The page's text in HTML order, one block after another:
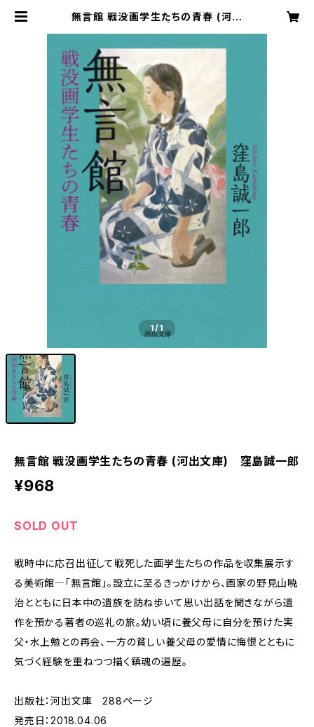
無言館 戦没画学生たちの青春 (河出
1/1
無言館 戦没画学生たちの青春 (河出文庫) 窪島誠一郎
¥968
SOLD OUT
戦時中に応召出征して戦死した画学生たちの作品を収集展示す
る美術館―「無言館」。設立に至るきっかけから、画家の野見山暁
治とともに日本中の遺族を訪ね歩いて思い出話を聞きながら遺
作を預かる著者の巡礼の旅。幼い頃に養父母に自分を預けた実
父・水上勉との再会、一方の貧しい養父母の愛情に悔恨とともに
気づく経験を重ねつつ描く鎮魂の遍歴。
出版社：河出文庫 288ページ
発売日：2018.04.06